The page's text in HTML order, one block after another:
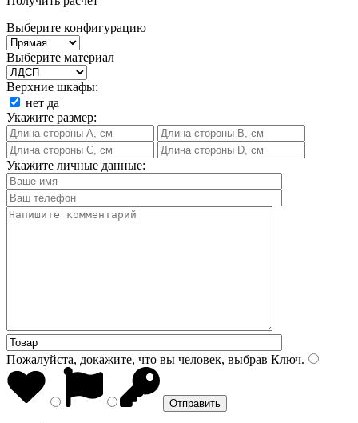
Выберите конфигурацию
Выберите материал
Верхние шкафы:
нет да
Укажите размер:
Укажите личные данные:
Пожалуйста, докажите, что вы человек, выбрав Ключ.